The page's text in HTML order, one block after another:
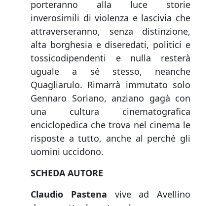
porteranno alla luce storie
inverosimili di violenza e lascivia che
attraverseranno, senza distinzione,
alta borghesia e diseredati, politici e
tossicodipendenti e nulla resterà
uguale a sé stesso, neanche
Quagliarulo. Rimarrà immutato solo
Gennaro Soriano, anziano gagà con
una cultura cinematografica
enciclopedica che trova nel cinema le
risposte a tutto, anche al perché gli
uomini uccidono.
SCHEDA AUTORE
Claudio Pastena vive ad Avellino